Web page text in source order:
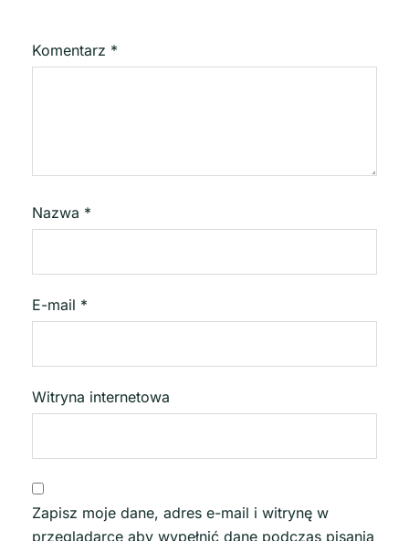
Komentarz *
Nazwa *
E-mail *
Witryna internetowa
Zapisz moje dane, adres e-mail i witrynę w
przeglądarce aby wypełnić dane podczas pisania